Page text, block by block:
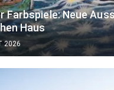
Farbspiele: Neue
Haus
2026